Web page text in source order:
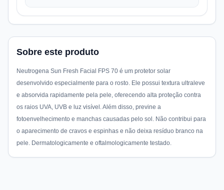
Sobre este produto
Neutrogena Sun Fresh Facial FPS 70 é um protetor solar
desenvolvido especialmente para o rosto. Ele possui textura ultraleve
e absorvida rapidamente pela pele, oferecendo alta proteção contra
os raios UVA, UVB e luz visível. Além disso, previne a
fotoenvelhecimento e manchas causadas pelo sol. Não contribui para
o aparecimento de cravos e espinhas e não deixa resíduo branco na
pele. Dermatologicamente e oftalmologicamente testado.